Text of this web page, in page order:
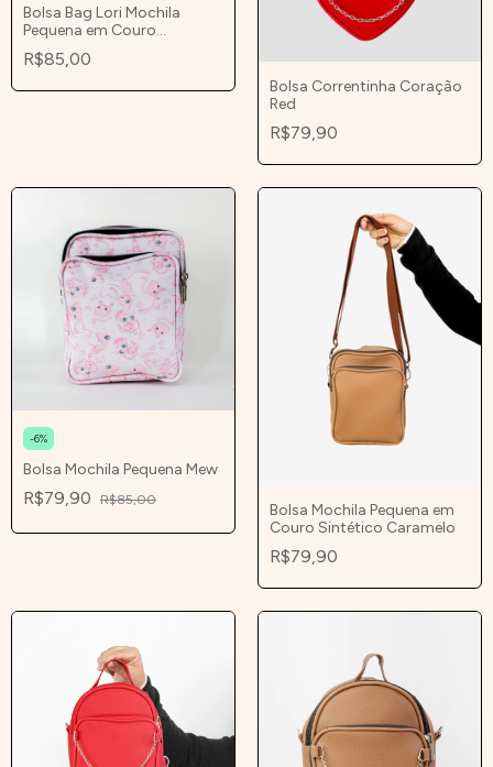
Bolsa Bag Lori Mochila
Pequena em Couro
Sintético Preta
R$85,00
Bolsa Correntinha Coração
Red
R$79,90
-6%
Bolsa Mochila Pequena Mew
R$79,90 R$85,00
Bolsa Mochila Pequena em
Couro Sintético Caramelo
R$79,90